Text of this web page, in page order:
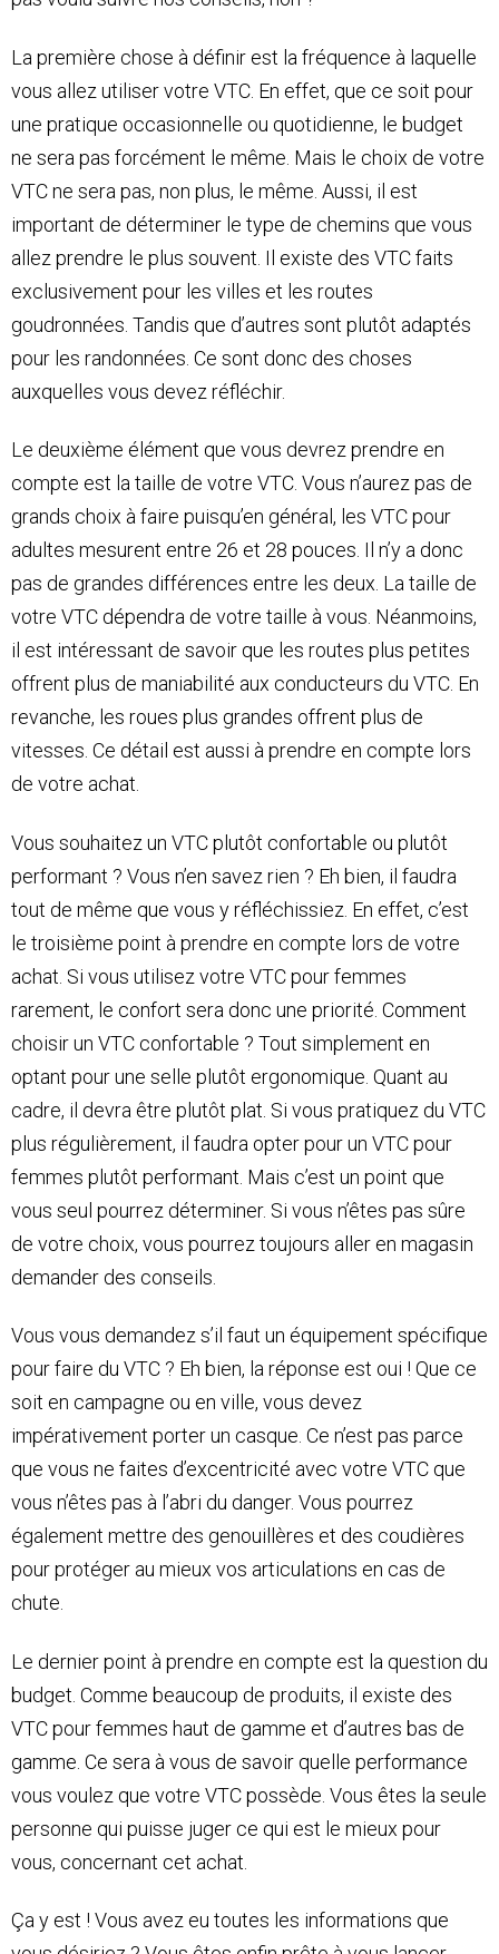
La première chose à définir est la fréquence à laquelle
vous allez utiliser votre VTC. En effet, que ce soit pour
une pratique occasionnelle ou quotidienne, le budget
ne sera pas forcément le même. Mais le choix de votre
VTC ne sera pas, non plus, le même. Aussi, il est
important de déterminer le type de chemins que vous
allez prendre le plus souvent. Il existe des VTC faits
exclusivement pour les villes et les routes
goudronnées. Tandis que d’autres sont plutôt adaptés
pour les randonnées. Ce sont donc des choses
auxquelles vous devez réfléchir.
Le deuxième élément que vous devrez prendre en
compte est la taille de votre VTC. Vous n’aurez pas de
grands choix à faire puisqu’en général, les VTC pour
adultes mesurent entre 26 et 28 pouces. Il n’y a donc
pas de grandes différences entre les deux. La taille de
votre VTC dépendra de votre taille à vous. Néanmoins,
il est intéressant de savoir que les routes plus petites
offrent plus de maniabilité aux conducteurs du VTC. En
revanche, les roues plus grandes offrent plus de
vitesses. Ce détail est aussi à prendre en compte lors
de votre achat.
Vous souhaitez un VTC plutôt confortable ou plutôt
performant ? Vous n’en savez rien ? Eh bien, il faudra
tout de même que vous y réfléchissiez. En effet, c’est
le troisième point à prendre en compte lors de votre
achat. Si vous utilisez votre VTC pour femmes
rarement, le confort sera donc une priorité. Comment
choisir un VTC confortable ? Tout simplement en
optant pour une selle plutôt ergonomique. Quant au
cadre, il devra être plutôt plat. Si vous pratiquez du VTC
plus régulièrement, il faudra opter pour un VTC pour
femmes plutôt performant. Mais c’est un point que
vous seul pourrez déterminer. Si vous n’êtes pas sûre
de votre choix, vous pourrez toujours aller en magasin
demander des conseils.
Vous vous demandez s’il faut un équipement spécifique
pour faire du VTC ? Eh bien, la réponse est oui ! Que ce
soit en campagne ou en ville, vous devez
impérativement porter un casque. Ce n’est pas parce
que vous ne faites d’excentricité avec votre VTC que
vous n’êtes pas à l’abri du danger. Vous pourrez
également mettre des genouillères et des coudières
pour protéger au mieux vos articulations en cas de
chute.
Le dernier point à prendre en compte est la question du
budget. Comme beaucoup de produits, il existe des
VTC pour femmes haut de gamme et d’autres bas de
gamme. Ce sera à vous de savoir quelle performance
vous voulez que votre VTC possède. Vous êtes la seule
personne qui puisse juger ce qui est le mieux pour
vous, concernant cet achat.
Ça y est ! Vous avez eu toutes les informations que